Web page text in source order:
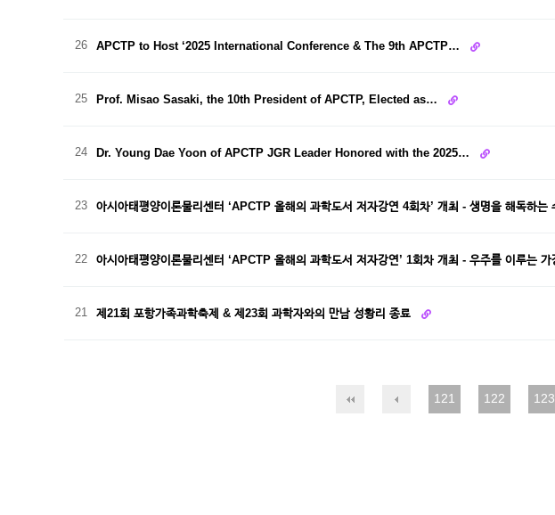
26 APCTP to Host ‘2025 International Conference & The 9th APCTP…
25 Prof. Misao Sasaki, the 10th President of APCTP, Elected as…
24 Dr. Young Dae Yoon of APCTP JGR Leader Honored with the 2025…
23 아시아태평양이론물리센터 ‘APCTP 올해의 과학도서 저자강연 4회차’ 개최 - 생명을 해독하
22 아시아태평양이론물리센터 ‘APCTP 올해의 과학도서 저자강연’ 1회차 개최 - 우주를 이루는
21 제21회 포항가족과학축제 & 제23회 과학자와의 만남 성황리 종료
121 122 123
맨끝